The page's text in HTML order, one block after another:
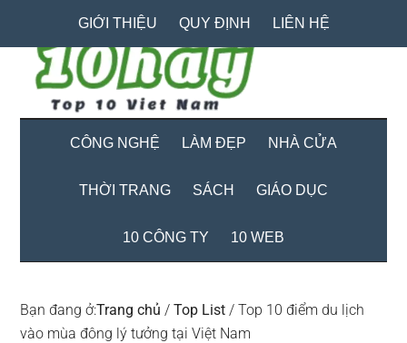
content
secondary
menu
primary
sidebar
GIỚI THIỆU QUY ĐỊNH LIÊN HỆ
CÔNG NGHỆ LÀM ĐẸP NHÀ CỬA
THỜI TRANG SÁCH GIÁO DỤC
10 CÔNG TY 10 WEB
Bạn đang ở:Trang chủ / Top List / Top 10 điểm du lịch
vào mùa đông lý tưởng tại Việt Nam